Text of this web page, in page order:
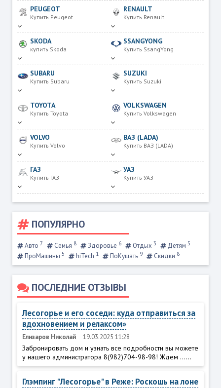
PEUGEOT
Купить Peugeot
RENAULT
Купить Renault
SKODA
купить Skoda
SSANGYONG
Купить SsangYong
SUBARU
Купить Subaru
SUZUKI
Купить Suzuki
TOYOTA
Купить Toyota
VOLKSWAGEN
Купить Volkswagen
VOLVO
Купить Volvo
ВАЗ (LADA)
Купить ВАЗ (LADA)
ГАЗ
Купить ГАЗ
УАЗ
Купить УАЗ
ПОПУЛЯРНО
Авто 7 Семья 8 Здоровье 6 Отдых 3 Детям 5
ПроМашины 5 hiTech 1 ПоКушать 9 Скидки 8
ПОСЛЕДНИЕ ОТЗЫВЫ
Лесогорье и его соседи: куда отправиться за
вдохновением и релаксом»
Елизаров Николай 19.03.2025 11:28
Забронировать дом и узнать все подробности вы можете
у нашего администратора 8(982)704-98-98! Ждем ......
Глэмпинг "Лесогорье" в Реже: Роскошь на лоне